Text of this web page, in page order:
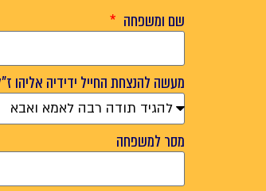
שם ומשפחה
מעשה להנצחת החייל ידידיה אליהו
מסר למשפחה